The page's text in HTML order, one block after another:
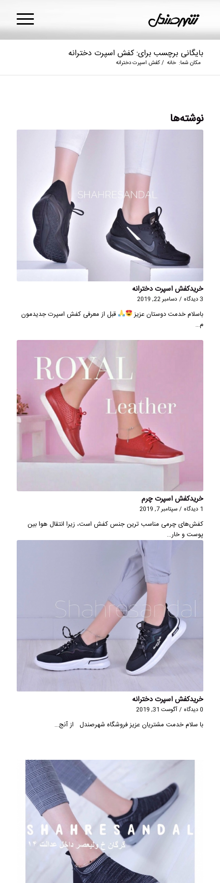
بایگانی برچسب برای: کفش اسپرت دخترانه
مکان شما: خانه /کفش اسپرت دخترانه
نوشته‌ها
خریدکفش اسپرت دخترانه
3 دیدگاه / دسامبر 22, 2019
باسلام خدمت دوستان عزیز
قبل از معرفی کفش اسپرت جدیدمون
م…
خریدکفش اسپرت چرم
1 دیدگاه / سپتامبر 7, 2019
كفش‌های چرمی مناسب ترین جنس كفش است، زیرا انتقال هوا بین
پوست و خار…
خریدکفش اسپرت دخترانه
0 دیدگاه / آگوست 31, 2019
با سلام خدمت مشتریان عزیز فروشگاه شهرصندل از آنج…